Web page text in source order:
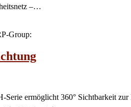
–…
Group:
ermöglicht 360° Sichtbarkeit